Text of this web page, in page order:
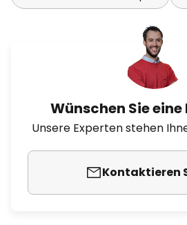
Wünschen Sie
Unsere Experten stehen
Kontaktieren